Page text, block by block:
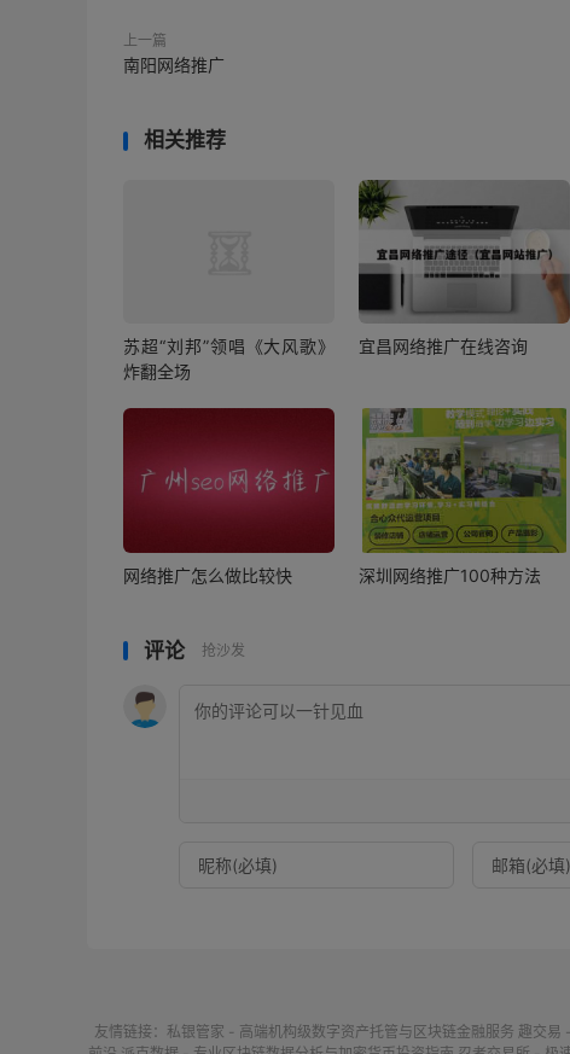
上一篇
南阳网络推广
相关推荐
苏超“刘邦”领唱《大风歌》
炸翻全场
宜昌网络推广在线咨询
网络推广怎么做比较快 深圳网络推广100种方法
评论 抢沙发
友情链接： 私银管家 - 高端机构级数字资产托管与区块链金融服务 趣交易